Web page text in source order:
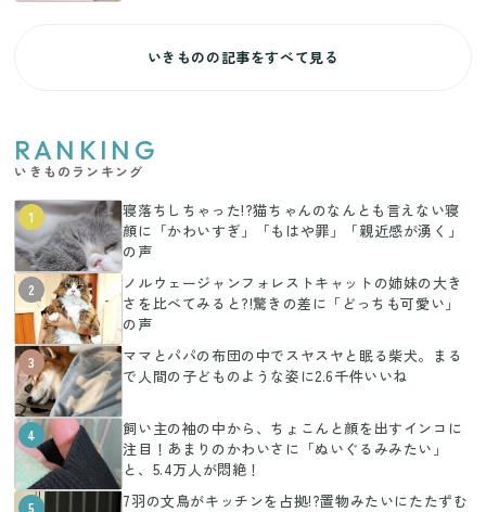
いきものの記事をすべて見る
RANKING
いきものランキング
1
寝落ちしちゃった!?猫ちゃんのなんとも言えない寝
顔に「かわいすぎ」「もはや罪」「親近感が湧く」
の声
2
ノルウェージャンフォレストキャットの姉妹の大き
さを比べてみると?!驚きの差に「どっちも可愛い」
の声
3
ママとパパの布団の中でスヤスヤと眠る柴犬。まる
で人間の子どものような姿に2.6千件いいね
4
飼い主の袖の中から、ちょこんと顔を出すインコに
注目！あまりのかわいさに「ぬいぐるみみたい」
と、5.4万人が悶絶！
5
7羽の文鳥がキッチンを占拠!?置物みたいにたたずむ